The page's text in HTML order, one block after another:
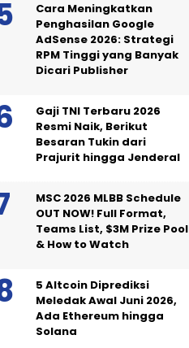
Cara Meningkatkan
Penghasilan Google
AdSense 2026: Strategi
RPM Tinggi yang Banyak
Dicari Publisher
Gaji TNI Terbaru 2026
Resmi Naik, Berikut
Besaran Tukin dari
Prajurit hingga Jenderal
MSC 2026 MLBB Schedule
OUT NOW! Full Format,
Teams List, $3M Prize Pool
& How to Watch
5 Altcoin Diprediksi
Meledak Awal Juni 2026,
Ada Ethereum hingga
Solana